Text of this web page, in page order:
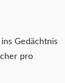
Gedächtnis
pro